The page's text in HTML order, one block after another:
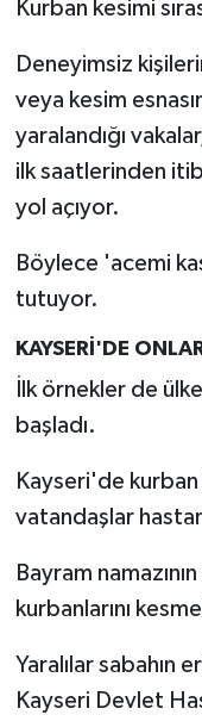
Kurban kesimi
Deneyimsiz
veya kesim
yaralandığı
ilk saatlerinden
yol açıyor.
Böylece 'acemi
tutuyor.
KAYSERİ'DE
İlk örnekler de
başladı.
Kayseri'de
vatandaşlar
Bayram
kurbanlarını
Yaralılar sabahın
Kayseri Devlet